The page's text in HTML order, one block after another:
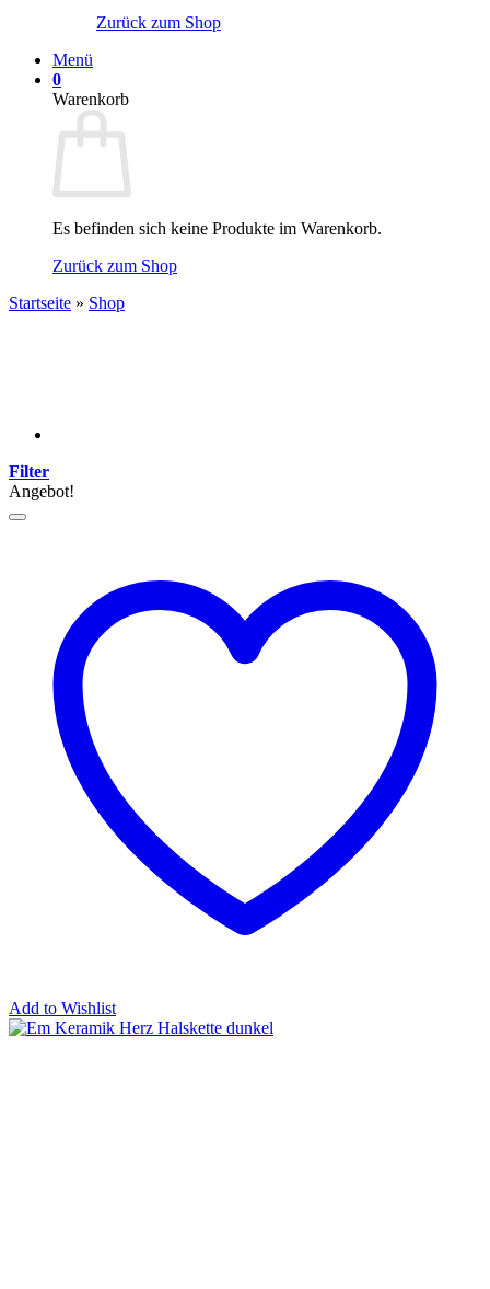
Zurück zum Shop
Menü
0
Warenkorb
Es befinden sich keine Produkte im Warenkorb.
Zurück zum Shop
Startseite » Shop
Filter
Angebot!
Add to Wishlist